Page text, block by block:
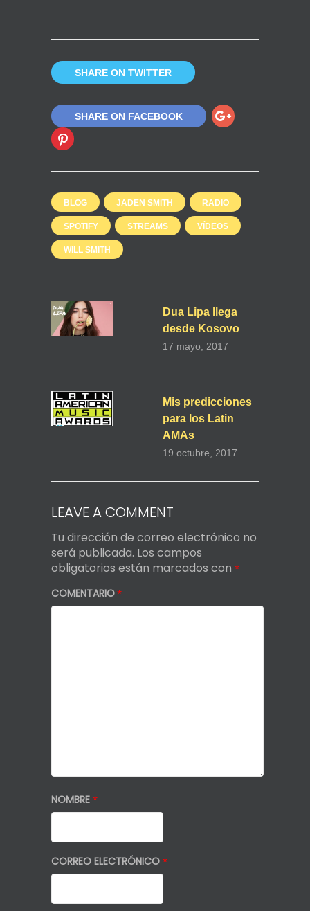
SHARE ON TWITTER
SHARE ON FACEBOOK
BLOG JADEN SMITH RADIO
SPOTIFY STREAMS VÍDEOS
WILL SMITH
Dua Lipa llega
desde Kosovo
17 mayo, 2017
Mis predicciones
para los Latin
AMAs
19 octubre, 2017
LEAVE A COMMENT
Tu dirección de correo electrónico no
será publicada. Los campos
obligatorios están marcados con *
COMENTARIO*
NOMBRE *
CORREO ELECTRÓNICO *